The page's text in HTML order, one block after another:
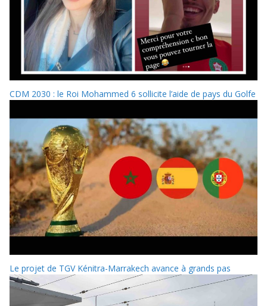
CDM 2030 : le Roi Mohammed 6 sollicite l’aide de pays du Golfe
Le projet de TGV Kénitra-Marrakech avance à grands pas